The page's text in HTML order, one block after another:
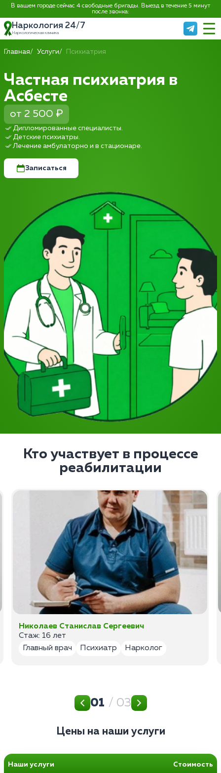
В вашем городе сейчас 4 свободные бригады. Выезд в течение 5 минут
после звонка:
Наркология 24/7
Наркологическая клиника
Главная Услуги Психиатрия
Частная психиатрия в
Асбесте
от 2 500 ₽
Дипломированные специалисты.
Детские психиатры.
Лечение амбулаторно и в стационаре.
Записаться
Кто участвует в процессе
реабилитации
Николаев Станислав Сергеевич
Стаж: 16 лет
Главный врач
Психиатр Нарколог
01 / 03
Цены на наши услуги
Наши услуги Стоимость